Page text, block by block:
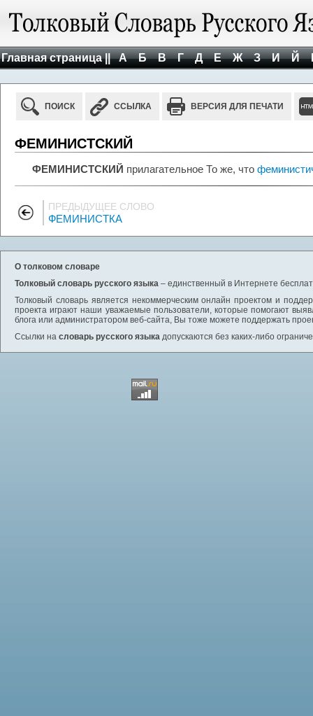
Главная страница || А Б В Г Д Е Ж З И Й
ПОИСК ССЫЛКА ВЕРСИЯ ДЛЯ ПЕЧАТИ
ФЕМИНИСТСКИЙ
ФЕМИНИСТСКИЙ прилагательное То же, что
ПРЕДЫДУЩЕЕ СЛОВО
ФЕМИНИСТКА
О толковом словаре
Толковый словарь русского языка – единственный в Интернете
Толковый словарь является некоммерческим онлайн проектом и
проекта играют наши уважаемые пользователи, которые помогают
блога или администратором веб-сайта, Вы тоже можете поддержать
Ссылки на словарь русского языка допускаются без каких-либо